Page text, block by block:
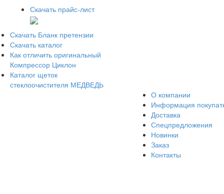
Скачать прайс-лист
Скачать Бланк претензии
Скачать каталог
Как отличить оригинальный
Компрессор Циклон
Каталог щеток
стеклоочистителя МЕДВЕДЬ
О компании
Информация
Доставка
Спецпредложения
Новинки
Заказ
Контакты